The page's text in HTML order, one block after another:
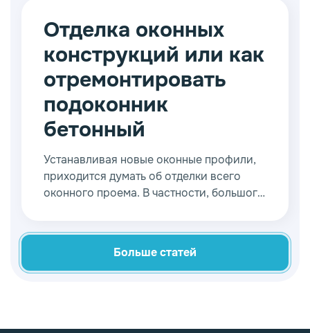
большое внимание уделяется окнам.
Отделка оконных
конструкций или как
отремонтировать
подоконник
бетонный
Устанавливая новые оконные профили,
приходится думать об отделки всего
оконного проема. В частности, большого
необходимо подумать, как
отремонтировать подоконник бетонный
Больше статей